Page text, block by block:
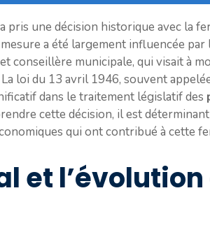
pris une décision historique avec la
a été largement influencée
conseillère municipale, qui visait à
loi du 13 avril 1946, souvent
dans le traitement législatif des
cette décision, il est déterminant
qui ont contribué à cette
et